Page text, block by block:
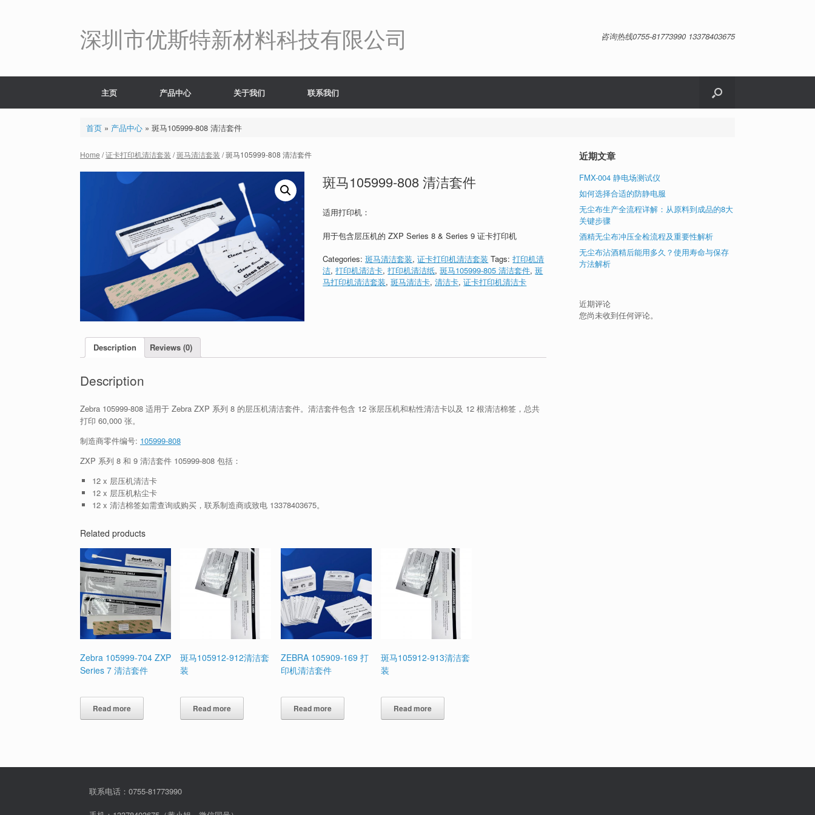
深圳市优斯特新材料科技有限公司 咨询热线0755-81773990 13378403675
主页 产品中心 关于我们 联系我们
首页» 产品中心» 斑马105999-808 清洁套件
Home /证卡打印机清洁套装 /斑马清洁套装 / 斑马105999-808 清洁套件
斑马105999-808 清洁套件
适用打印机：
用于包含层压机的 ZXP Series 8 & Series 9 证卡打印机
Categories:斑马清洁套装,证卡打印机清洁套装 Tags:打印机清
洁,打印机清洁卡,打印机清洁纸,斑马105999-805 清洁套件,斑
马打印机清洁套装,斑马清洁卡,清洁卡,证卡打印机清洁卡
Description Reviews (0)
Description
Zebra 105999-808 适用于 Zebra ZXP 系列 8 的层压机清洁套件。清洁套件包含 12 张层压机和粘性清洁卡以及 12 根清洁棉签，总共
打印 60,000 张。
制造商零件编号: 105999-808
ZXP 系列 8 和 9 清洁套件 105999-808 包括：
12 x 层压机清洁卡
12 x 层压机粘尘卡
12 x 清洁棉签如需查询或购买，联系制造商或致电 13378403675。
Related products
Zebra 105999-704 ZXP
Series 7 清洁套件
Read more
斑马105912-912清洁套
装
Read more
ZEBRA 105909-169 打
印机清洁套件
Read more
斑马105912-913清洁套
装
Read more
近期文章
FMX-004 静电场测试仪
如何选择合适的防静电服
无尘布生产全流程详解：从原料到成品的8大
关键步骤
酒精无尘布冲压全检流程及重要性解析
无尘布沾酒精后能用多久？使用寿命与保存
方法解析
近期评论
您尚未收到任何评论。
联系电话：0755-81773990